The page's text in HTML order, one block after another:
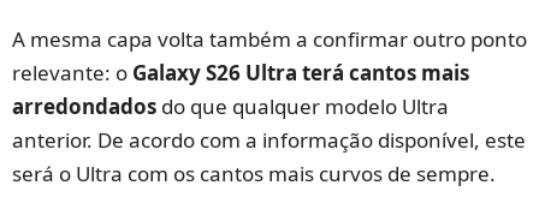
A mesma capa volta também a confirmar outro ponto
relevante: o Galaxy S26 Ultra terá cantos mais
arredondados do que qualquer modelo Ultra
anterior. De acordo com a informação disponível, este
será o Ultra com os cantos mais curvos de sempre.